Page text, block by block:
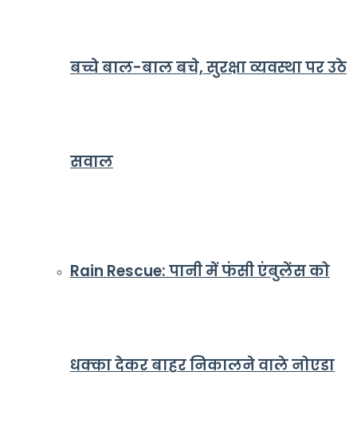
बच्चे बाल-बाल बचे, सुरक्षा व्यवस्था पर उठे
सवाल
Rain Rescue: पानी में फंसी एंबुलेंस को
धक्का देकर बाहर निकालने वाले नोएडा